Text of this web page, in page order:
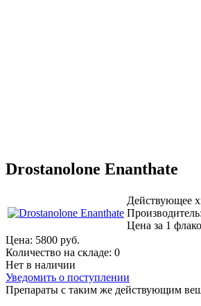
Drostanolone Enanthate
Действующее
Цена за 1
Цена: 5800 руб.
Количество на складе: 0
Нет в наличии
Уведомить о поступлении
Препараты с таким же действующим